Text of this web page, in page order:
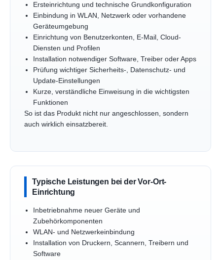
Ersteinrichtung und technische Grundkonfiguration
Einbindung in WLAN, Netzwerk oder vorhandene
Geräteumgebung
Einrichtung von Benutzerkonten, E-Mail, Cloud-
Diensten und Profilen
Installation notwendiger Software, Treiber oder Apps
Prüfung wichtiger Sicherheits-, Datenschutz- und
Update-Einstellungen
Kurze, verständliche Einweisung in die wichtigsten
Funktionen
So ist das Produkt nicht nur angeschlossen, sondern
auch wirklich einsatzbereit.
Typische Leistungen bei der Vor-Ort-
Einrichtung
Inbetriebnahme neuer Geräte und
Zubehörkomponenten
WLAN- und Netzwerkeinbindung
Installation von Druckern, Scannern, Treibern und
Software